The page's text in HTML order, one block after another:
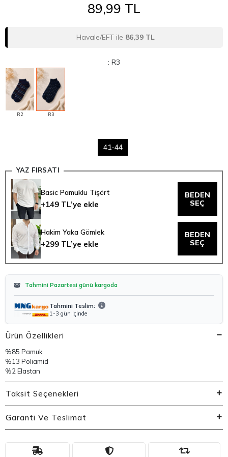
89,99 TL
Havale/EFT ile 86,39 TL
: R3
R2 R3
41-44
YAZ FIRSATI
Basic Pamuklu Tişört
+149 TL’ye ekle
BEDEN
SEÇ
Hakim Yaka Gömlek
+299 TL’ye ekle
BEDEN
SEÇ
Tahmini Pazartesi günü kargoda
Tahmini Teslim:
1-3 gün içinde
Ürün Özellikleri
%85 Pamuk
%13 Poliamid
%2 Elastan
Taksit Seçenekleri
Garanti Ve Teslimat